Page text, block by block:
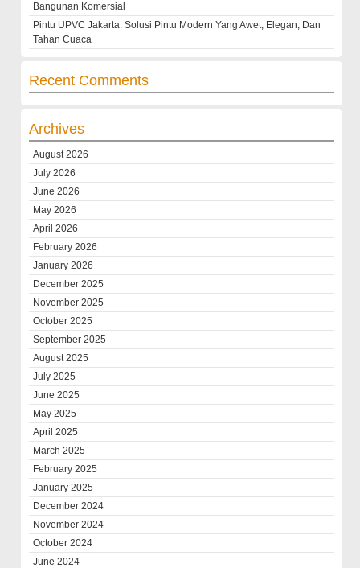
Bangunan Komersial
Pintu UPVC Jakarta: Solusi Pintu Modern Yang Awet, Elegan, Dan
Tahan Cuaca
Recent Comments
Archives
August 2026
July 2026
June 2026
May 2026
April 2026
February 2026
January 2026
December 2025
November 2025
October 2025
September 2025
August 2025
July 2025
June 2025
May 2025
April 2025
March 2025
February 2025
January 2025
December 2024
November 2024
October 2024
June 2024